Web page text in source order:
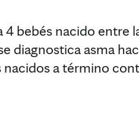
bebés nacido entre
diagnostica asma
nacidos a término